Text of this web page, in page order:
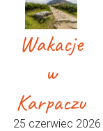
Wakacje
w
Karpaczu
25 czerwiec 2026